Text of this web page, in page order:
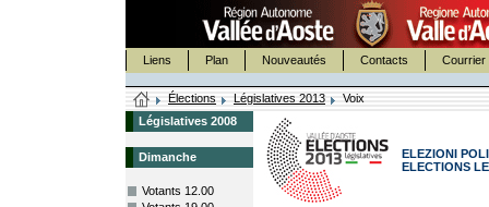
Liens Plan Nouveautés Contacts Courrier
Élections Législatives 2013
Voix
Législatives 2008
Dimanche
Votants 12.00
ELEZIONI
ELECTIONS